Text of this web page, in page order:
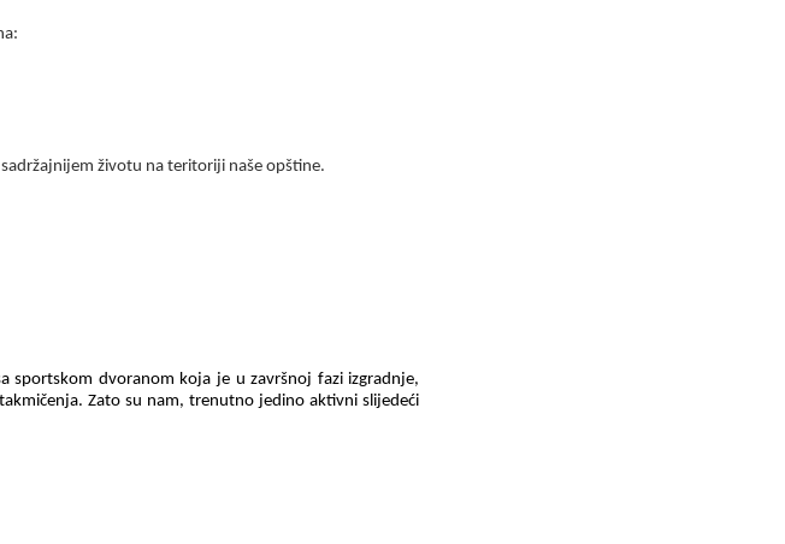
životu na teritoriji naše opštine.
sportskom dvoranom koja je u završnoj fazi izgradnje,
Zato su nam, trenutno jedino aktivni slijedeći